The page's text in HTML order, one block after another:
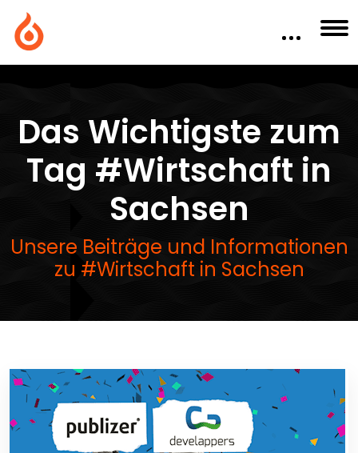
Das Wichtigste zum
Tag #Wirtschaft in
Sachsen
Unsere Beiträge und Informationen
zu #Wirtschaft in Sachsen